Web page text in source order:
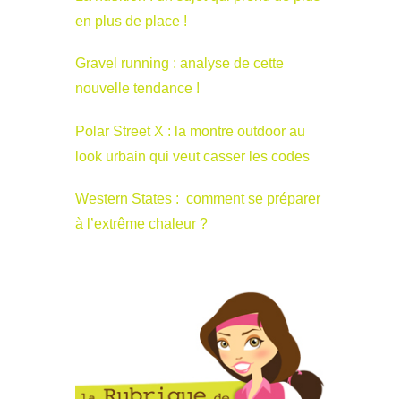
en plus de place !
Gravel running : analyse de cette
nouvelle tendance !
Polar Street X : la montre outdoor au
look urbain qui veut casser les codes
Western States : comment se préparer
à l’extrême chaleur ?